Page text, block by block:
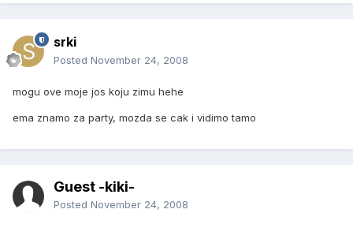
srki
Posted November 24, 2008
mogu ove moje jos koju zimu hehe
ema znamo za party, mozda se cak i vidimo tamo
Guest -kiki-
Posted November 24, 2008